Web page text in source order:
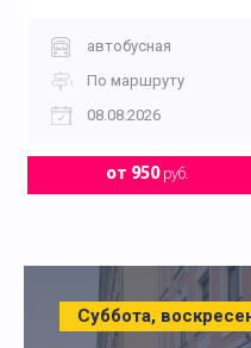
автобусная
По маршруту
08.08.2026
от 950руб.
Суббота,